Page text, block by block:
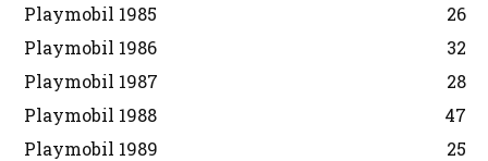
Playmobil 1985
26
Playmobil 1986
32
Playmobil 1987
28
Playmobil 1988
47
Playmobil 1989
25